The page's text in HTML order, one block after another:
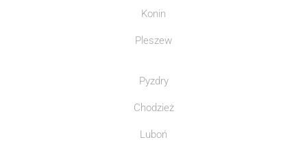
Konin
Pleszew
Pyzdry
Chodzież
Luboń